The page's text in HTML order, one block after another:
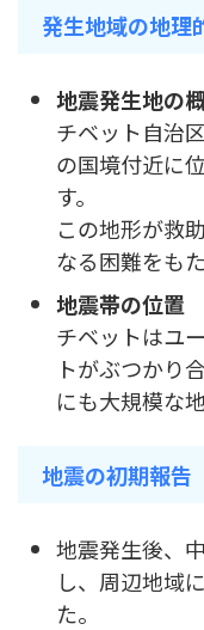
発生地域の地理
地震発生地の
チベット自治
の国境付近に
す。
この地形が救
なる困難をも
地震帯の位置
チベットはユ
トがぶつかり
にも大規模な
地震の初期報告
地震発生後、
し、周辺地域
た。